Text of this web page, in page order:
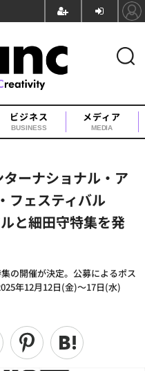
ビジネス
BUSINESS
メディア
MEDIA
ーナショナル・ア
フェスティバル
と細田守特集を発
の開催が決定。公募によるポス
年12月12日(金)～17日(水)